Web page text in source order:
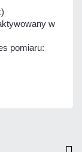
w
pomiaru: